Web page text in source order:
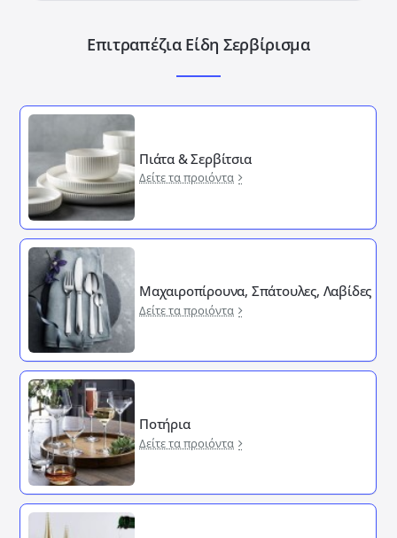
Επιτραπέζια Είδη Σερβίρισμα
Πιάτα & Σερβίτσια
Δείτε τα προιόντα
Μαχαιροπίρουνα, Σπάτουλες, Λαβίδες
Δείτε τα προιόντα
Ποτήρια
Δείτε τα προιόντα